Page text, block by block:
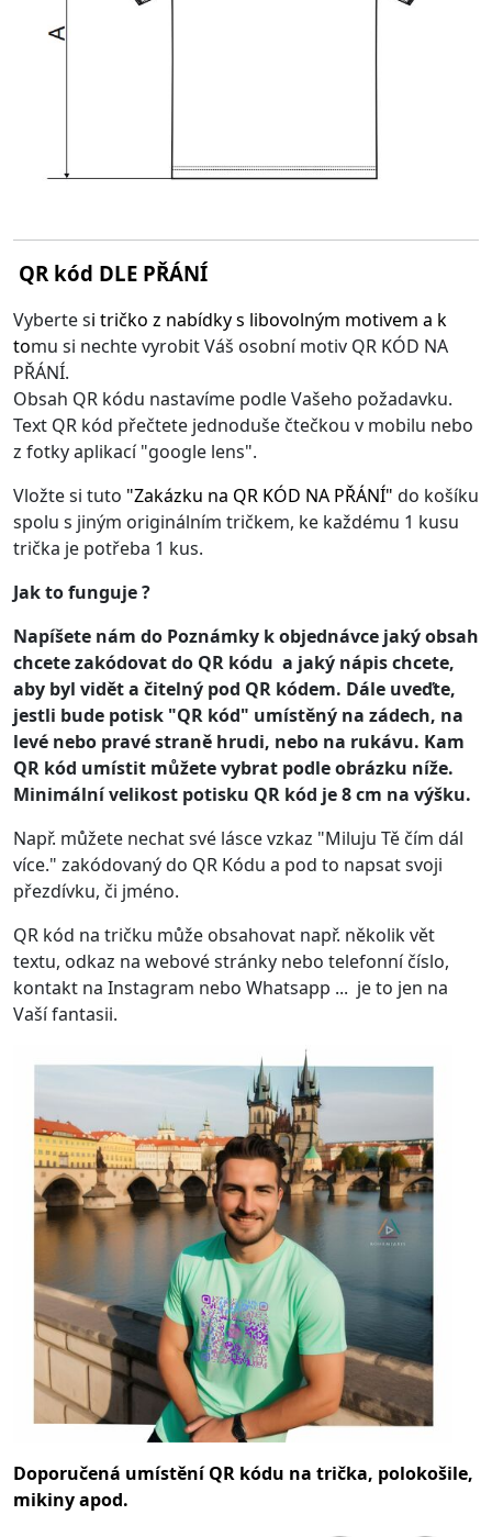
QR kód DLE PŘÁNÍ
Vyberte si tričko z nabídky s libovolným motivem a k
tomu si nechte vyrobit Váš osobní motiv QR KÓD NA
PŘÁNÍ.
Obsah QR kódu nastavíme podle Vašeho požadavku.
Text QR kód přečtete jednoduše čtečkou v mobilu nebo
z fotky aplikací "google lens".
Vložte si tuto "Zakázku na QR KÓD NA PŘÁNÍ" do košíku
spolu s jiným originálním tričkem, ke každému 1 kusu
trička je potřeba 1 kus.
Jak to funguje ?
Napíšete nám do Poznámky k objednávce jaký obsah
chcete zakódovat do QR kódu a jaký nápis chcete,
aby byl vidět a čitelný pod QR kódem. Dále uveďte,
jestli bude potisk "QR kód" umístěný na zádech, na
levé nebo pravé straně hrudi, nebo na rukávu. Kam
QR kód umístit můžete vybrat podle obrázku níže.
Minimální velikost potisku QR kód je 8 cm na výšku.
Např. můžete nechat své lásce vzkaz "Miluju Tě čím dál
více." zakódovaný do QR Kódu a pod to napsat svoji
přezdívku, či jméno.
QR kód na tričku může obsahovat např. několik vět
textu, odkaz na webové stránky nebo telefonní číslo,
kontakt na Instagram nebo Whatsapp ... je to jen na
Vaší fantasii.
Doporučená umístění QR kódu na trička, polokošile,
mikiny apod.